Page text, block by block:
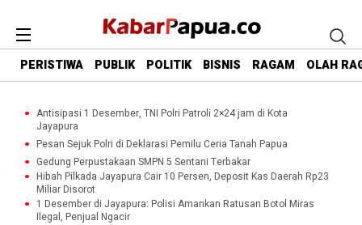
PERISTIWA PUBLIK POLITIK BISNIS RAGAM OLAH
Antisipasi 1 Desember, TNI Polri Patroli 2×24 jam di Kota
Jayapura
Pesan Sejuk Polri di Deklarasi Pemilu Ceria Tanah Papua
Gedung Perpustakaan SMPN 5 Sentani Terbakar
Hibah Pilkada Jayapura Cair 10 Persen, Deposit Kas Daerah Rp23
Miliar Disorot
1 Desember di Jayapura: Polisi Amankan Ratusan Botol Miras
Ilegal, Penjual Ngacir